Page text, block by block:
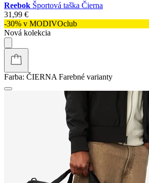
Reebok Športová taška Čierna
31,99 €
-30% v MODIVOclub
Nová kolekcia
Farba: ČIERNA Farebné varianty